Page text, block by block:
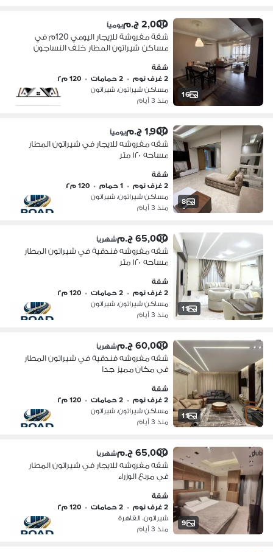
16
2,000 ج.م يومياً
شقة مفروشة للإيجار اليومي 120م في
مساكن شيراتون المطار خلف النساجون
بالكامل، للأسر والعائلات
شقة
2 غرف نوم
• 2 حمامات • 120 م٢
مساكن شيراتون، شيراتون
منذ 3 أيام
8
1,900 ج.م يومياً
شقه مفروشه للايجار في شيراتون المطار
مساحه ١٢٠ متر
شقة
2 غرف نوم
• 1 حمام • 120 م٢
مساكن شيراتون، شيراتون
منذ 3 أيام
11
65,000 ج.م شهرياً
شقه مفروشه فندقية في شيراتون المطار
مساحه ١٢٠ متر
شقة
2 غرف نوم
• 2 حمامات • 120 م٢
مساكن شيراتون، شيراتون
منذ 3 أيام
11
60,000 ج.م شهرياً
شقه مفروشه فندقية في شيراتون المطار
في مكان مميز جدا
شقة
2 غرف نوم
• 2 حمامات • 120 م٢
مساكن شيراتون، شيراتون
منذ 3 أيام
9
65,000 ج.م شهرياً
شقه مفروشه للايجار في شيراتون المطار
في مربع الوزراء
شقة
2 غرف نوم
• 2 حمامات • 120 م٢
شيراتون، القاهرة
منذ 3 أيام